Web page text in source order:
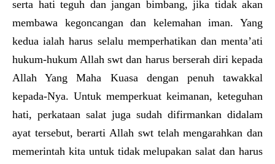
serta hati teguh dan jangan bimbang, jika tidak akan
membawa kegoncangan dan kelemahan iman. Yang
kedua ialah harus selalu memperhatikan dan menta’ati
hukum-hukum Allah swt dan harus berserah diri kepada
Allah Yang Maha Kuasa dengan penuh tawakkal
kepada-Nya. Untuk memperkuat keimanan, keteguhan
hati, perkataan salat juga sudah difirmankan didalam
ayat tersebut, berarti Allah swt telah mengarahkan dan
memerintah kita untuk tidak melupakan salat dan harus